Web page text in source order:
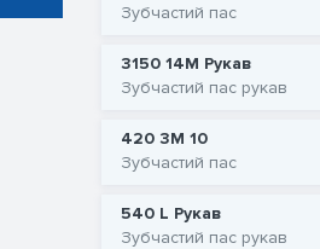
Зубчастий пас
3150 14M Рукав
Зубчастий пас рукав
420 3M 10
Зубчастий пас
540 L Рукав
Зубчастий пас рукав